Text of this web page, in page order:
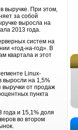
выручке. При этом,
за собой
выросла на
2013 года.
систем на
«год-на-год». В
квартала и этот
Linux-
выросли на 1,5%
от продаж
пункта
года и 15,1% доля
во втором